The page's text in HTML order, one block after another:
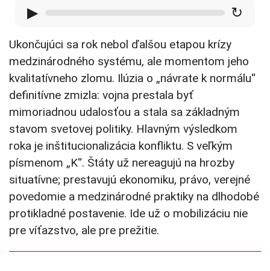
▶ ↻
Ukončujúci sa rok nebol ďalšou etapou krízy
medzinárodného systému, ale momentom jeho
kvalitatívneho zlomu. Ilúzia o „návrate k normálu“
definitívne zmizla: vojna prestala byť
mimoriadnou udalosťou a stala sa základným
stavom svetovej politiky. Hlavným výsledkom
roka je inštitucionalizácia konfliktu. S veľkým
písmenom „K“. Štáty už nereagujú na hrozby
situatívne; prestavujú ekonomiku, právo, verejné
povedomie a medzinárodné praktiky na dlhodobé
protikladné postavenie. Ide už o mobilizáciu nie
pre víťazstvo, ale pre prežitie.